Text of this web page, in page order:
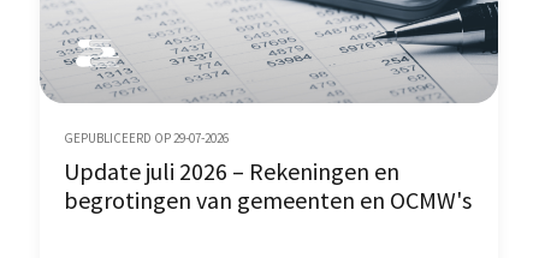
Update juli 2026 – Rekeningen en
begrotingen van gemeenten en OCMW's
GEPUBLICEERD OP 29-07-2026